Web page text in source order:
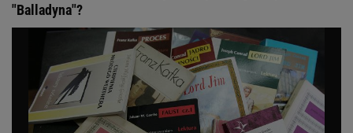
"Balladyna"?